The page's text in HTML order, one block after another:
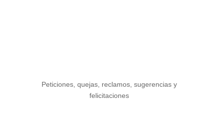
Peticiones, quejas, reclamos, sugerencias y
felicitaciones